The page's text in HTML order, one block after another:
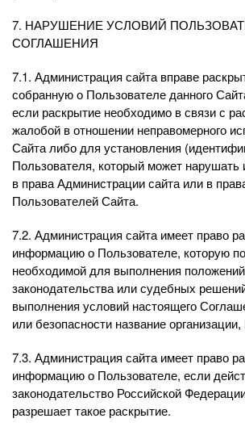
7. НАРУШЕНИЕ УСЛОВИЙ
СОГЛАШЕНИЯ
7.1. Администрация сайта вправе
собранную о Пользователе данного
если раскрытие необходимо в связи с
жалобой в отношении неправомерного
Сайта либо для установления
Пользователя, который может
в права Администрации сайта или в
Пользователей Сайта.
7.2. Администрация сайта имеет право
информацию о Пользователе, которую
необходимой для выполнения
законодательства или судебных
выполнения условий настоящего
или безопасности название
7.3. Администрация сайта имеет право
информацию о Пользователе, если
законодательство Российской
разрешает такое раскрытие.